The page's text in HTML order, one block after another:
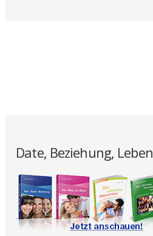
Date, Beziehung, Leben